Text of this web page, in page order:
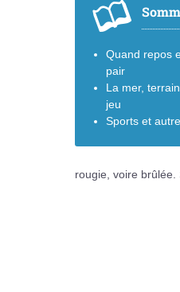
Quand repos
pair
La mer,
jeu
Sports et
rougie, voire brûlée.